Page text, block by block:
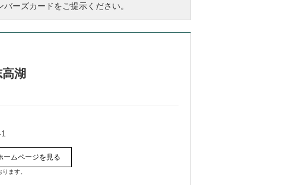
ーズカードをご提示ください。
湖
ます。
ームページを見る